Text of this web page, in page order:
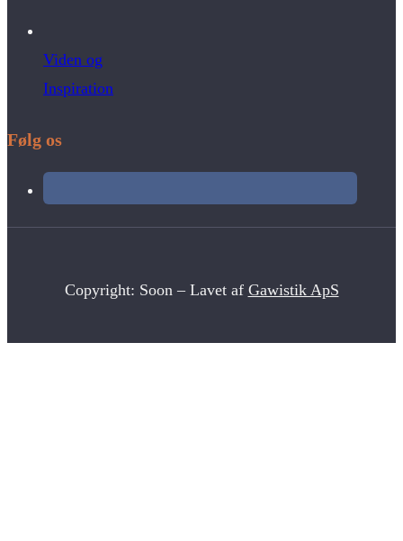
Viden og
Inspiration
Følg os
Copyright: Soon – Lavet af Gawistik ApS